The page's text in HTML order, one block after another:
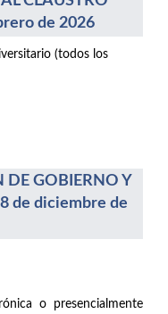
de 2026
(todos los
DE GOBIERNO Y
de diciembre de
o presencialmente